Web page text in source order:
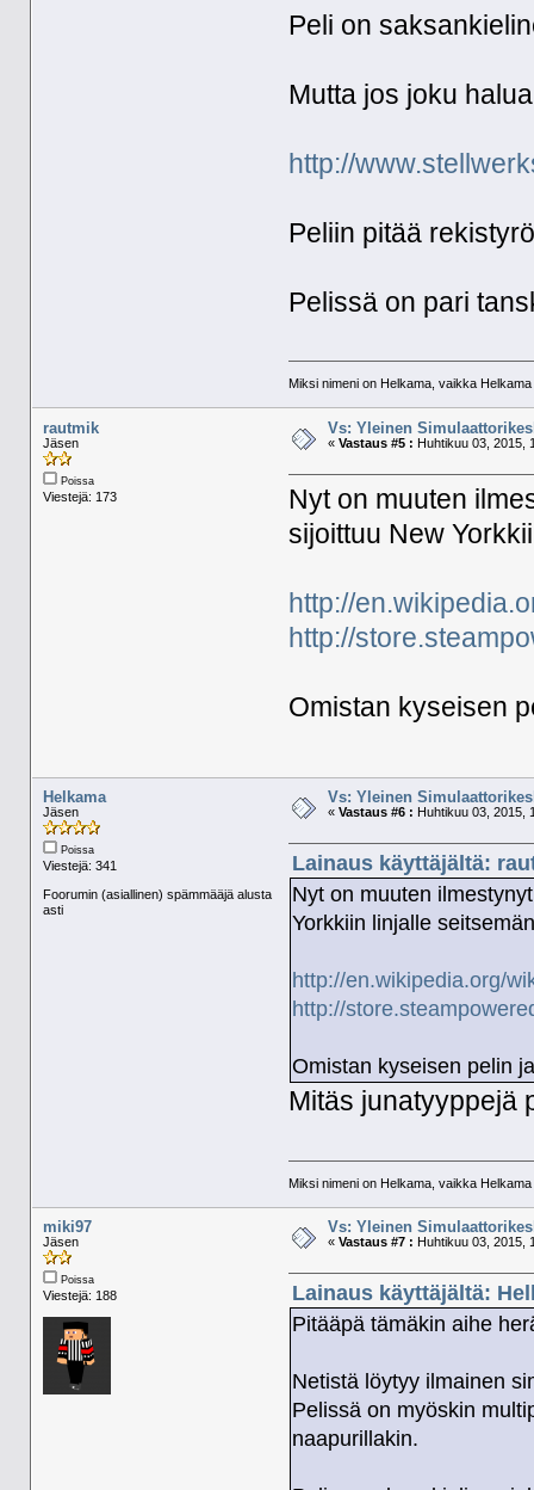
Peli on
Mutta jos joku
http://
Peliin pitää
Pelissä on pari
Miksi nimeni on Helkama, vaikka
rautmik
Jäsen
Poissa
Viestejä: 173
Vs: Yleinen
« Vastaus #5 : Huhtikuu 03, 2015,
Nyt on muuten
sijoittuu New
http://
http://
Omistan kyseisen
Helkama
Jäsen
Poissa
Viestejä: 341
Foorumin (asiallinen) spämmääjä alusta
asti
Vs: Yleinen
« Vastaus #6 : Huhtikuu 03, 2015,
Lainaus käyttäjältä:
Nyt on muuten
Yorkkiin linjalle
http://en.wikipedia.org/
http://
Omistan kyseisen pelin
Mitäs junatyyppejä
Miksi nimeni on Helkama, vaikka
miki97
Jäsen
Poissa
Viestejä: 188
Vs: Yleinen
« Vastaus #7 : Huhtikuu 03, 2015,
Lainaus käyttäjältä:
Pitääpä tämäkin aihe
Netistä löytyy ilmainen
Pelissä on myöskin
naapurillakin.